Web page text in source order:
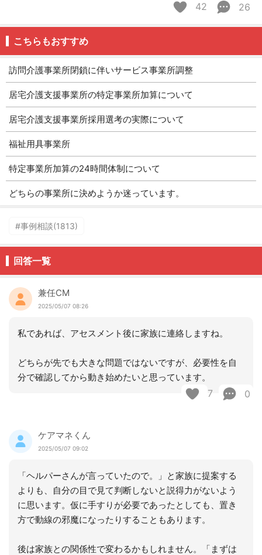
42
26
こちらもおすすめ
訪問介護事業所閉鎖に伴いサービス事業所調整
居宅介護支援事業所の特定事業所加算について
居宅介護支援事業所採用選考の実際について
福祉用具事業所
特定事業所加算の24時間体制について
どちらの事業所に決めようか迷っています。
#事例相談(1813)
回答一覧
兼任CM
2025/05/07 08:26
私であれば、アセスメント後に家族に連絡しますね。
どちらが先でも大きな問題ではないですが、必要性を自
分で確認してから動き始めたいと思っています。
7 0
ケアマネくん
2025/05/07 09:02
「ヘルパーさんが言っていたので。」と家族に提案する
よりも、自分の目で見て判断しないと説得力がないよう
に思います。仮に手すりが必要であったとしても、置き
方で動線の邪魔になったりすることもあります。
後は家族との関係性で変わるかもしれません。「まずは